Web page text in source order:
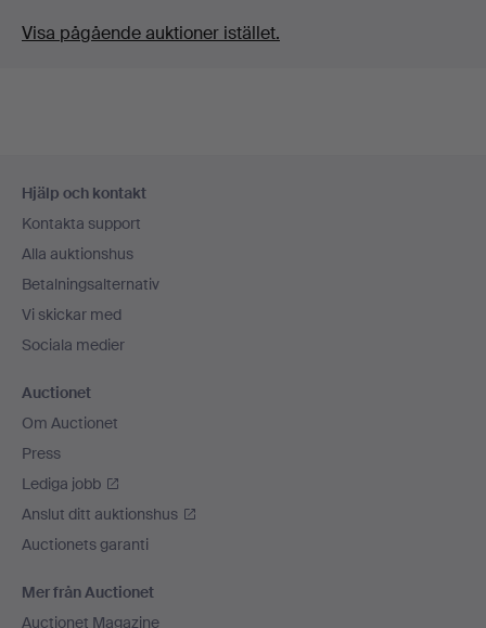
Visa pågående auktioner istället.
Hjälp och kontakt
Kontakta support
Alla auktionshus
Betalningsalternativ
Vi skickar med
Sociala medier
Auctionet
Om Auctionet
Press
Lediga jobb
Anslut ditt auktionshus
Auctionets garanti
Mer från Auctionet
Auctionet Magazine